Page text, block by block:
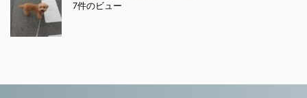
7件のビュー